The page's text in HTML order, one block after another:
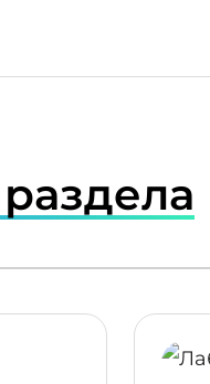
ПОДРОБНЕЕ